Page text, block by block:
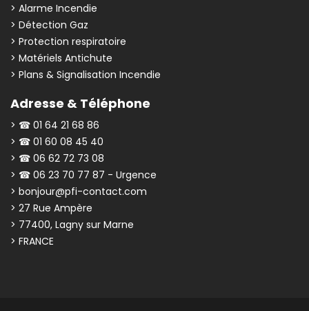
> Alarme Incendie
> Détection Gaz
> Protection respiratoire
> Matériels Antichute
> Plans & Signalisation Incendie
Adresse & Téléphone
> ☎ 01 64 21 68 86
> ☎ 01 60 08 45 40
> ☎ 06 62 72 73 08
> ☎ 06 23 70 77 87 - Urgence
> bonjour@pfi-contact.com
> 27 Rue Ampère
> 77400, Lagny sur Marne
> FRANCE